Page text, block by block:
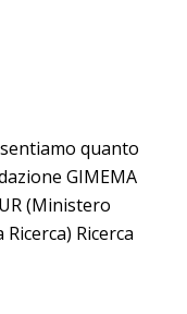
quanto
GIMEMA
(Ministero
Ricerca